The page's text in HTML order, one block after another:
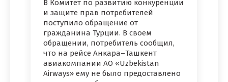
В Комитет по развитию конкуренции
и защите прав потребителей
поступило обращение от
гражданина Турции. В своем
обращении, потребитель сообщил,
что на рейсе Анкара–Ташкент
авиакомпании АО «Uzbekistan
Airways» ему не было предоставлено